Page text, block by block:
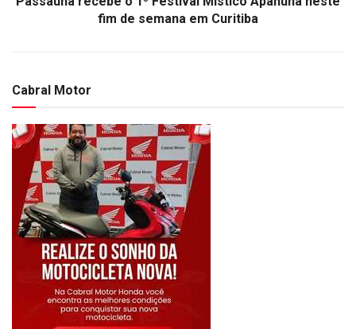
fim de semana em Curitiba
Cabral Motor